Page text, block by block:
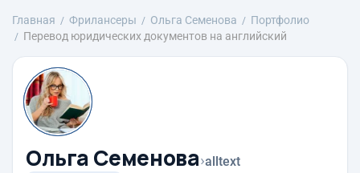
Главная Фрилансеры Ольга Семенова
Портфолио
Перевод юридических документов на английский
Ольга Семенова›alltext